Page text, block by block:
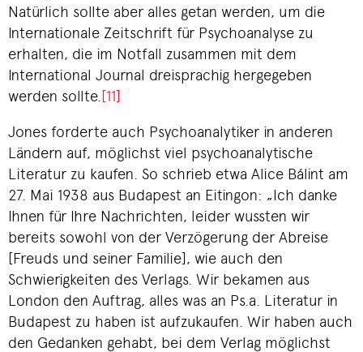
Natürlich sollte aber alles getan werden, um die
Internationale Zeitschrift für Psychoanalyse zu
erhalten, die im Notfall zusammen mit dem
International Journal dreisprachig hergegeben
werden sollte. [11]
Jones forderte auch Psychoanalytiker in anderen
Ländern auf, möglichst viel psychoanalytische
Literatur zu kaufen. So schrieb etwa Alice Bálint am
27. Mai 1938 aus Budapest an Eitingon: „Ich danke
Ihnen für Ihre Nachrichten, leider wussten wir
bereits sowohl von der Verzögerung der Abreise
[Freuds und seiner Familie], wie auch den
Schwierigkeiten des Verlags. Wir bekamen aus
London den Auftrag, alles was an Ps.a. Literatur in
Budapest zu haben ist aufzukaufen. Wir haben auch
den Gedanken gehabt, bei dem Verlag möglichst